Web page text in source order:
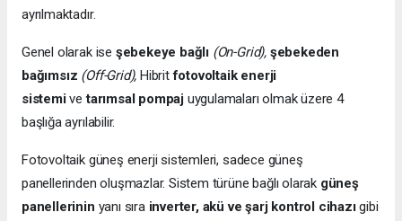
ayrılmaktadır.
Genel olarak ise şebekeye bağlı (On-Grid), şebekeden
bağımsız (Off-Grid), Hibritfotovoltaik enerji
sistemivetarımsal pompaj uygulamaları olmak üzere 4
başlığa ayrılabilir.
Fotovoltaik güneş enerji sistemleri, sadece güneş
panellerinden oluşmazlar. Sistem türüne bağlı olarak güneş
panellerinin yanı sıra inverter, akü ve şarj kontrol cihazıgibi